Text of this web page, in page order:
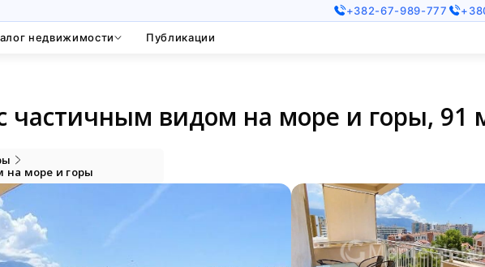
+382-67-989-777
недвижимости Публикации
частичным видом на море и горы, 91
на море и горы